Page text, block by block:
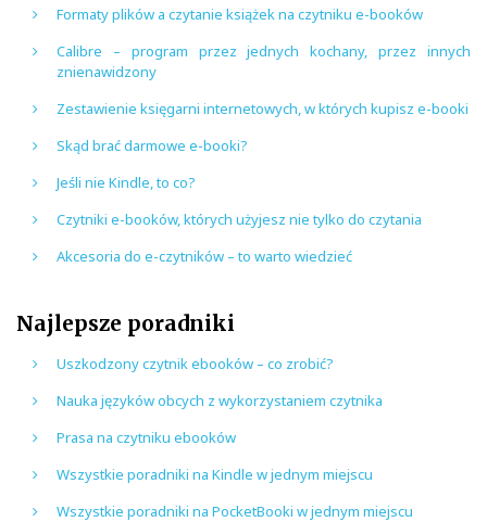
Formaty plików a czytanie książek na czytniku e-booków
Calibre – program przez jednych kochany, przez innych
znienawidzony
Zestawienie księgarni internetowych, w których kupisz e-booki
Skąd brać darmowe e-booki?
Jeśli nie Kindle, to co?
Czytniki e-booków, których użyjesz nie tylko do czytania
Akcesoria do e-czytników – to warto wiedzieć
Najlepsze poradniki
Uszkodzony czytnik ebooków – co zrobić?
Nauka języków obcych z wykorzystaniem czytnika
Prasa na czytniku ebooków
Wszystkie poradniki na Kindle w jednym miejscu
Wszystkie poradniki na PocketBooki w jednym miejscu